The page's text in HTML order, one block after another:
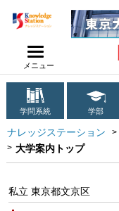
メニュー
学問系統 学部
ナレッジステーション
大学案内トップ
私立 東京都文京区